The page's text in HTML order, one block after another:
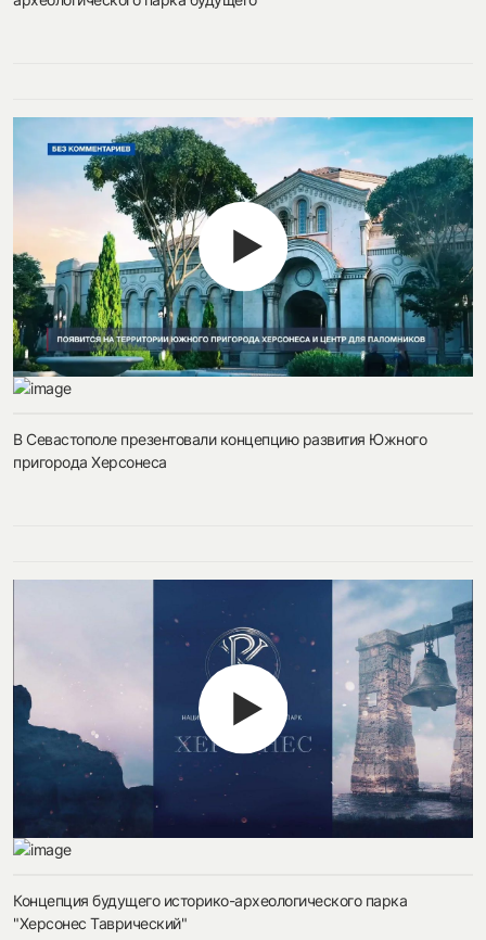
В Севастополе презентовали концепцию развития Южного
пригорода Херсонеса
Концепция будущего историко-археологического парка
"Херсонес Таврический"